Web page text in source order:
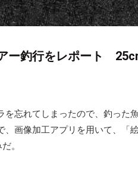
ー釣行をレポート
忘れてしまったので、釣った
画像加工アプリを用いて、「
。